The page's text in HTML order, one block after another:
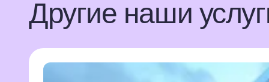
Другие наши